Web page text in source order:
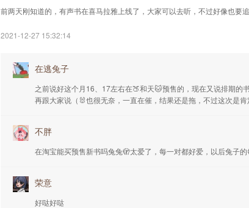
前两天刚知道的，有声书在喜马拉雅上线了，大家可以去听，不过好像也要
2021-12-27 15:32:14
在逃兔子
之前说好这个月16、17左右在🍑和天🐱预售的，现在又说排期的
再跟大家说（🐰也很无奈，一直在催，结果还是拖，不过这次是肯
不胖
在淘宝能买预售新书吗兔兔🫣太爱了，每一对都好爱，以后兔子的
荣意
好哒好哒